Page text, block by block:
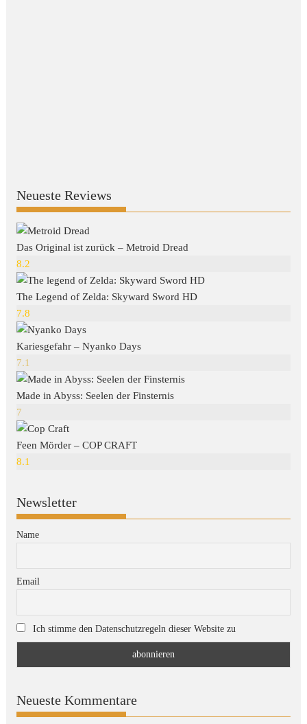
Neueste Reviews
Das Original ist zurück – Metroid Dread
8.2
The Legend of Zelda: Skyward Sword HD
7.8
Kariesgefahr – Nyanko Days
7.1
Made in Abyss: Seelen der Finsternis
7
Feen Mörder – COP CRAFT
8.1
Newsletter
Name
Email
Ich stimme den Datenschutzregeln dieser Website zu
Neueste Kommentare